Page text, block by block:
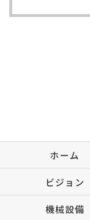
ホーム
ビジョン
機械設備